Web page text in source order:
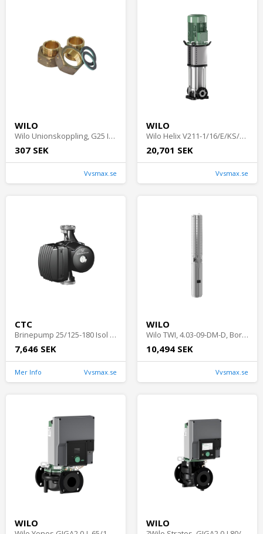
WILO
Wilo Unionskoppling, G25 Inv x G15, Utv/15mm, Montagetillbehör
307 SEK
Vvsmax.se
WILO
Wilo Helix V211-1/16/E/KS/400-50, Tryckstegringspump
20,701 SEK
Vvsmax.se
CTC
Brinepump 25/125-180 Isol Kabel
7,646 SEK
Mer Info Vvsmax.se
WILO
Wilo TWI, 4.03-09-DM-D, Borrhålspump
10,494 SEK
Vvsmax.se
WILO WILO